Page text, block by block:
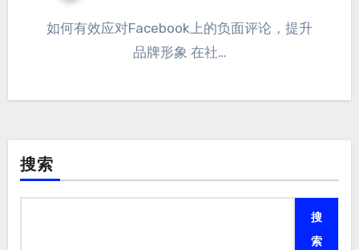
如何有效应对Facebook上的负面评论，提升
品牌形象 在社…
搜索
搜
索